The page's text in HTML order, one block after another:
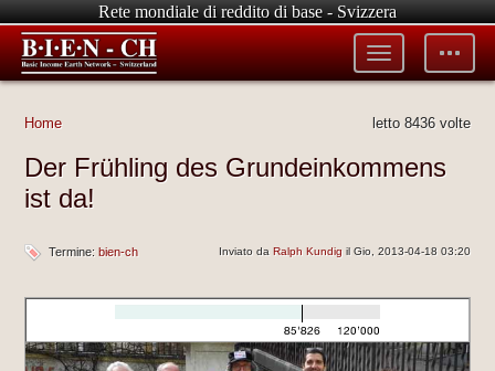
Rete mondiale di reddito di base - Svizzera
Toggle
tools
Toggle
menu
letto 8436 volte
Home
Der Frühling des Grundeinkommens
ist da!
Inviato daRalph Kundig il Gio, 2013-04-18 03:20
Termine: bien-ch